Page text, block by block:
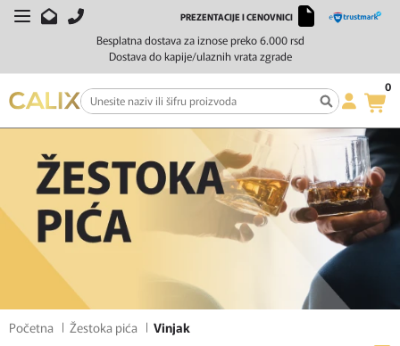
Besplatna dostava za iznose preko 6.000 rsd
Dostava do kapije/ulaznih vrata zgrade
PREZENTACIJE I CENOVNICI
0
Početna Žestoka pića Vinjak
FILTERI
SORTIRAJ